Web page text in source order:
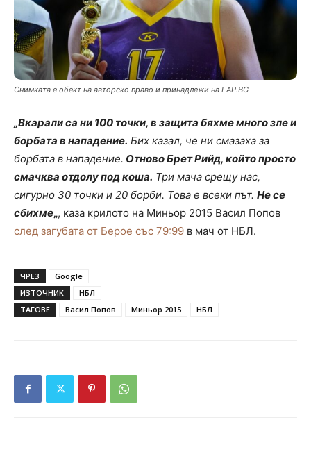
Снимката е обект на авторско право и принадлежи на LAP.BG
„Вкарали са ни 100 точки, в защита бяхме много злеи
борбата в нападение. Бих казал, че ни смазаха за
борбата в нападение. Отново Брет Рийд, който просто
смачква отдолу под коша. Три мача срещу нас,
сигурно 30 точки и 20 борби. Това е всеки път. Не се
сбихме„, каза крилото на Миньор 2015 Васил Попов
след загубата от Берое със 79:99 в мач от НБЛ.
ЧРЕЗ
Google
ИЗТОЧНИК
НБЛ
ТАГОВЕ
Васил Попов Миньор 2015 НБЛ